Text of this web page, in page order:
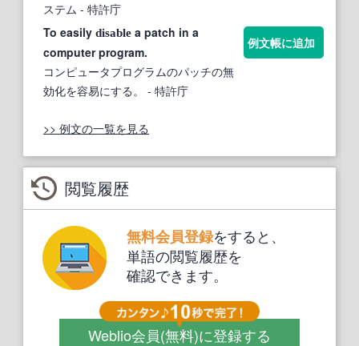
ステム - 特許庁
To easily disable a patch in a
computer program.
コンピュータプログラムのパッチの無
効化を容易にする。
- 特許庁
例文帳に追加
>> 例文の一覧を見る
閲覧履歴
無料会員登録をすると、
単語の閲覧履歴を
確認できます。
Weblio会員(無料)に登録する